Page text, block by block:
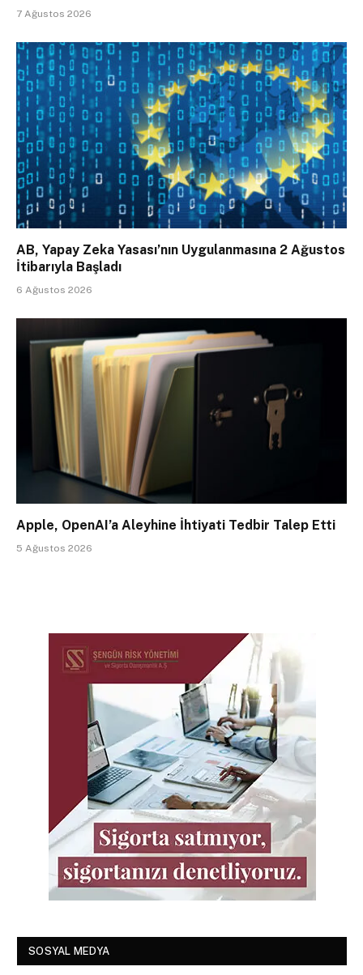
7 Ağustos 2026
AB, Yapay Zeka Yasası’nın Uygulanmasına 2 Ağustos
İtibarıyla Başladı
6 Ağustos 2026
Apple, OpenAI’a Aleyhine İhtiyati Tedbir Talep Etti
5 Ağustos 2026
SOSYAL MEDYA